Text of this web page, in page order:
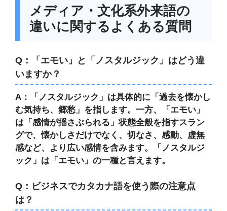
メディア・文化系外来語の
違いに関するよくある質問
Q：「エモい」と「ノスタルジック」はどう違
いますか？
A：「ノスタルジック」は具体的に「過去を懐かし
む気持ち、郷愁」を指します。一方、「エモい」
は「感情が揺さぶられる」状態全般を指すスラン
グで、懐かしさだけでなく、切なさ、感動、虚無
感など、より広い感情を含みます。「ノスタルジ
ック」は「エモい」の一種と言えます。
Q：ビジネスでカタカナ語を使う際の注意点
は？